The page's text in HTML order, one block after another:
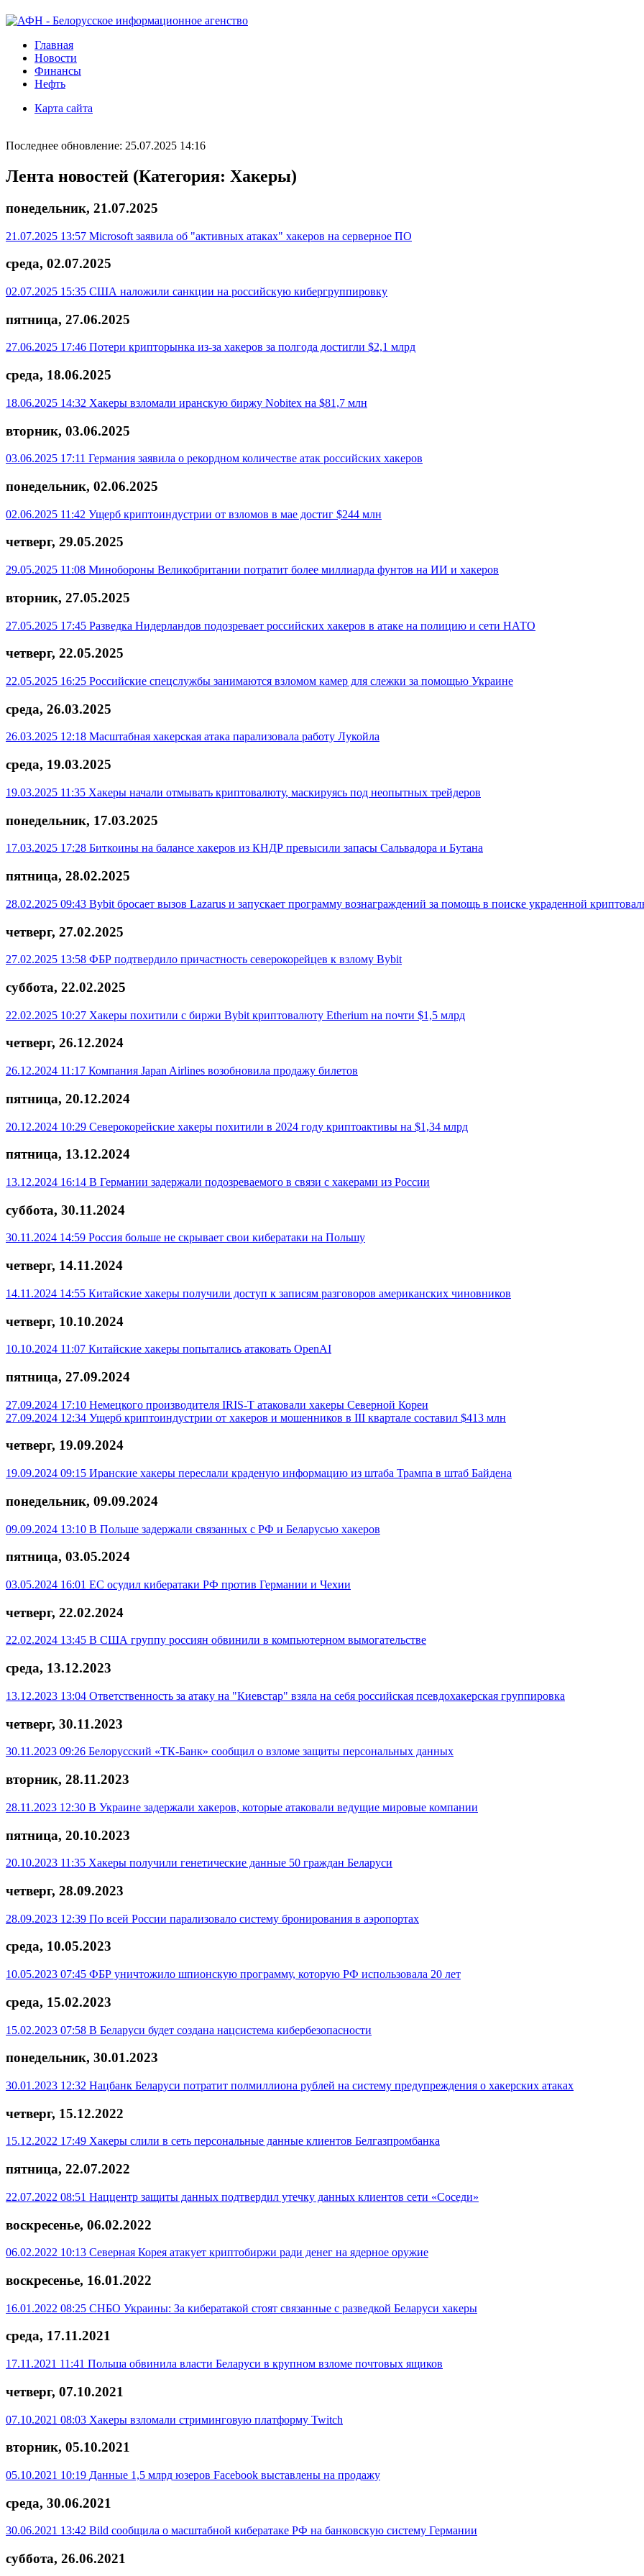
Главная
Новости
Финансы
Нефть
Карта сайта
Последнее обновление: 25.07.2025 14:16
Лента новостей (Категория: Хакеры)
понедельник, 21.07.2025
21.07.2025 13:57 Microsoft заявила об "активных атаках" хакеров на серверное ПО
среда, 02.07.2025
02.07.2025 15:35 США наложили санкции на российскую кибергруппировку
пятница, 27.06.2025
27.06.2025 17:46 Потери крипторынка из-за хакеров за полгода достигли $2,1 млрд
среда, 18.06.2025
18.06.2025 14:32 Хакеры взломали иранскую биржу Nobitex на $81,7 млн
вторник, 03.06.2025
03.06.2025 17:11 Германия заявила о рекордном количестве атак российских хакеров
понедельник, 02.06.2025
02.06.2025 11:42 Ущерб криптоиндустрии от взломов в мае достиг $244 млн
четверг, 29.05.2025
29.05.2025 11:08 Минобороны Великобритании потратит более миллиарда фунтов на ИИ и хакеров
вторник, 27.05.2025
27.05.2025 17:45 Разведка Нидерландов подозревает российских хакеров в атаке на полицию и сети НАТО
четверг, 22.05.2025
22.05.2025 16:25 Российские спецслужбы занимаются взломом камер для слежки за помощью Украине
среда, 26.03.2025
26.03.2025 12:18 Масштабная хакерская атака парализовала работу Лукойла
среда, 19.03.2025
19.03.2025 11:35 Хакеры начали отмывать криптовалюту, маскируясь под неопытных трейдеров
понедельник, 17.03.2025
17.03.2025 17:28 Биткоины на балансе хакеров из КНДР превысили запасы Сальвадора и Бутана
пятница, 28.02.2025
28.02.2025 09:43 Bybit бросает вызов Lazarus и запускает программу вознаграждений за помощь в поиске украденной
четверг, 27.02.2025
27.02.2025 13:58 ФБР подтвердило причастность северокорейцев к взлому Bybit
суббота, 22.02.2025
22.02.2025 10:27 Хакеры похитили с биржи Bybit криптовалюту Etherium на почти $1,5 млрд
четверг, 26.12.2024
26.12.2024 11:17 Компания Japan Airlines возобновила продажу билетов
пятница, 20.12.2024
20.12.2024 10:29 Северокорейские хакеры похитили в 2024 году криптоактивы на $1,34 млрд
пятница, 13.12.2024
13.12.2024 16:14 В Германии задержали подозреваемого в связи с хакерами из России
суббота, 30.11.2024
30.11.2024 14:59 Россия больше не скрывает свои кибератаки на Польшу
четверг, 14.11.2024
14.11.2024 14:55 Китайские хакеры получили доступ к записям разговоров американских чиновников
четверг, 10.10.2024
10.10.2024 11:07 Китайские хакеры попытались атаковать OpenAI
пятница, 27.09.2024
27.09.2024 17:10 Немецкого производителя IRIS-T атаковали хакеры Северной Кореи
27.09.2024 12:34 Ущерб криптоиндустрии от хакеров и мошенников в III квартале составил $413 млн
четверг, 19.09.2024
19.09.2024 09:15 Иранские хакеры переслали краденую информацию из штаба Трампа в штаб Байдена
понедельник, 09.09.2024
09.09.2024 13:10 В Польше задержали связанных с РФ и Беларусью хакеров
пятница, 03.05.2024
03.05.2024 16:01 ЕС осудил кибератаки РФ против Германии и Чехии
четверг, 22.02.2024
22.02.2024 13:45 В США группу россиян обвинили в компьютерном вымогательстве
среда, 13.12.2023
13.12.2023 13:04 Ответственность за атаку на "Киевстар" взяла на себя российская псевдохакерская группировка
четверг, 30.11.2023
30.11.2023 09:26 Белорусский «ТК-Банк» сообщил о взломе защиты персональных данных
вторник, 28.11.2023
28.11.2023 12:30 В Украине задержали хакеров, которые атаковали ведущие мировые компании
пятница, 20.10.2023
20.10.2023 11:35 Хакеры получили генетические данные 50 граждан Беларуси
четверг, 28.09.2023
28.09.2023 12:39 По всей России парализовало систему бронирования в аэропортах
среда, 10.05.2023
10.05.2023 07:45 ФБР уничтожило шпионскую программу, которую РФ использовала 20 лет
среда, 15.02.2023
15.02.2023 07:58 В Беларуси будет создана нацсистема кибербезопасности
понедельник, 30.01.2023
30.01.2023 12:32 Нацбанк Беларуси потратит полмиллиона рублей на систему предупреждения о хакерских атаках
четверг, 15.12.2022
15.12.2022 17:49 Хакеры слили в сеть персональные данные клиентов Белгазпромбанка
пятница, 22.07.2022
22.07.2022 08:51 Наццентр защиты данных подтвердил утечку данных клиентов сети «Соседи»
воскресенье, 06.02.2022
06.02.2022 10:13 Северная Корея атакует криптобиржи ради денег на ядерное оружие
воскресенье, 16.01.2022
16.01.2022 08:25 СНБО Украины: За кибератакой стоят связанные с разведкой Беларуси хакеры
среда, 17.11.2021
17.11.2021 11:41 Польша обвинила власти Беларуси в крупном взломе почтовых ящиков
четверг, 07.10.2021
07.10.2021 08:03 Хакеры взломали стриминговую платформу Twitch
вторник, 05.10.2021
05.10.2021 10:19 Данные 1,5 млрд юзеров Facebook выставлены на продажу
среда, 30.06.2021
30.06.2021 13:42 Bild сообщила о масштабной кибератаке РФ на банковскую систему Германии
суббота, 26.06.2021